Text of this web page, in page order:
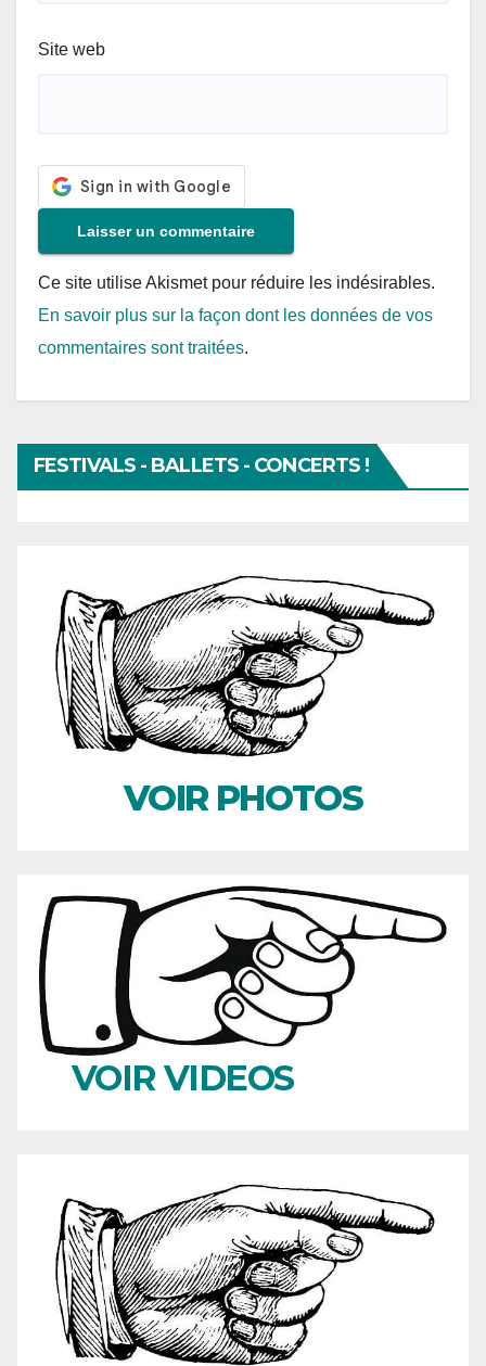
Site web
Ce site utilise Akismet pour réduire les indésirables.
En savoir plus sur la façon dont les données de vos
commentaires sont traitées.
FESTIVALS - BALLETS - CONCERTS !
VOIR PHOTOS
VOIR VIDEOS